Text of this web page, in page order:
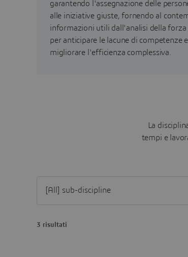
garantendo l'assegnazione delle
alle iniziative giuste, fornendo al
informazioni utili dall'analisi della forza
per anticipare le lacune di competenze e
migliorare l'efficienza complessiva.
La
tempi e
3 risultati